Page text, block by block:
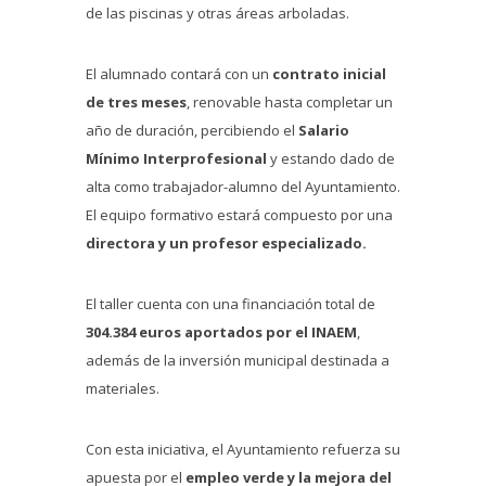
de las piscinas y otras áreas arboladas.
El alumnado contará con un contrato inicial
de tres meses, renovable hasta completar un
año de duración, percibiendo el Salario
Mínimo Interprofesional y estando dado de
alta como trabajador-alumno del Ayuntamiento.
El equipo formativo estará compuesto por una
directora y un profesor especializado.
El taller cuenta con una financiación total de
304.384 euros aportados por el INAEM,
además de la inversión municipal destinada a
materiales.
Con esta iniciativa, el Ayuntamiento refuerza su
apuesta por el empleo verde y la mejora del